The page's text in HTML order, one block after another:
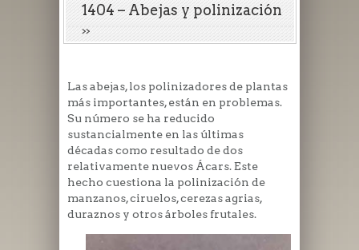
1404 – Abejas y polinización
Las abejas, los polinizadores de plantas
más importantes, están en problemas.
Su número se ha reducido
sustancialmente en las últimas
décadas como resultado de dos
relativamente nuevos Ácars. Este
hecho cuestiona la polinización de
manzanos, ciruelos, cerezas agrias,
duraznos y otros árboles frutales.